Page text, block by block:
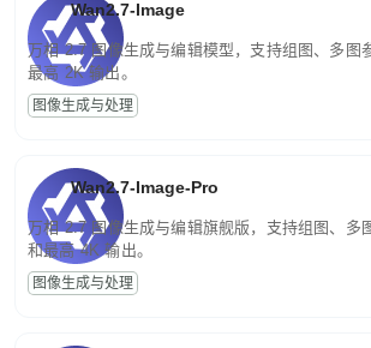
Wan2.7-Image
万相 2.7 图像生成与编辑模型，支持组图、多图
最高 2K 输出。
图像生成与处理
Wan2.7-Image-Pro
万相 2.7 图像生成与编辑旗舰版，支持组图、多
和最高 4K 输出。
图像生成与处理